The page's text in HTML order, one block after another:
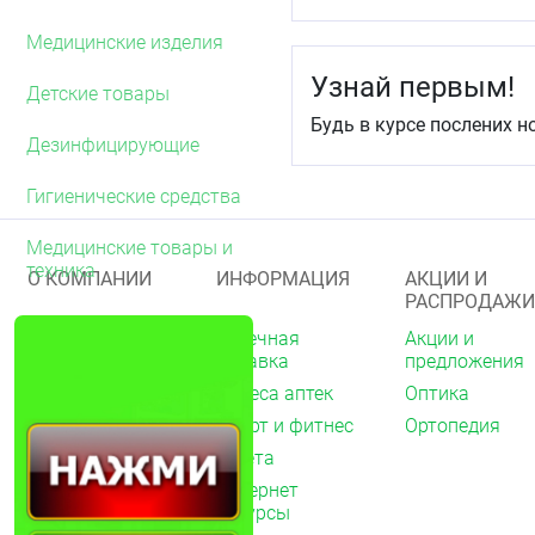
Медицинские изделия
Детские товары
Дезинфицирующие
Гигиенические средства
Медицинские товары и
техника
Узнай первым!
Будь в курсе послених
О КОМПАНИИ
Новости
Вакансии
Контакты
ИНФОРМАЦИЯ
Аптечная
справка
Адреса аптек
Спорт и фитнес
Газета
Интернет
ресурсы
АКЦИИ И
РАСПРОДАЖИ
Акции и
предложения
Оптика
Ортопедия